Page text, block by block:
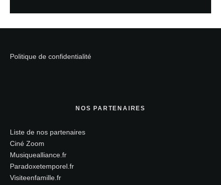
Politique de confidentialité
NOS PARTENAIRES
Liste de nos partenaires
Ciné Zoom
Musiquealliance.fr
Paradoxetemporel.fr
Visiteenfamille.fr